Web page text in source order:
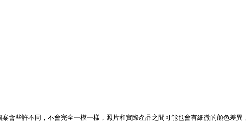
會些許不同，不會完全一模一樣，照片和實際產品之間可能也會有細微的顏色差異